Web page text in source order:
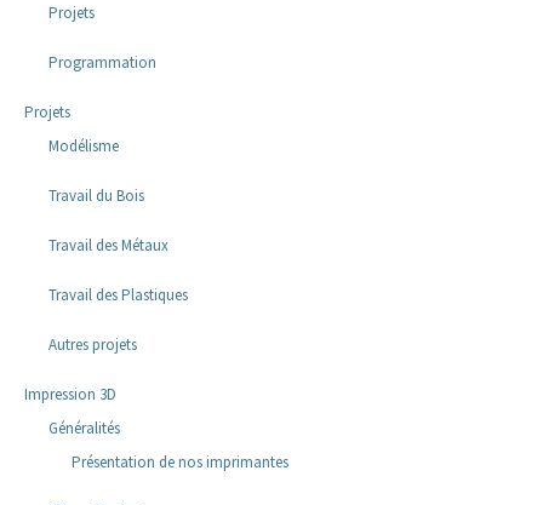
Projets
Programmation
Projets
Modélisme
Travail du Bois
Travail des Métaux
Travail des Plastiques
Autres projets
Impression 3D
Généralités
Présentation de nos imprimantes